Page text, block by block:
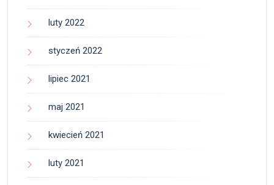
luty 2022
styczeń 2022
lipiec 2021
maj 2021
kwiecień 2021
luty 2021